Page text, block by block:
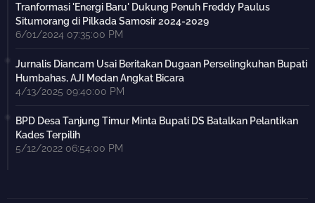
Tranformasi 'Energi Baru' Dukung Penuh Freddy Paulus
Situmorang di Pilkada Samosir 2024-2029
6/01/2024 07:35:00 PM
Jurnalis Diancam Usai Beritakan Dugaan Perselingkuhan Bupati
Humbahas, AJI Medan Angkat Bicara
4/13/2025 09:40:00 PM
BPD Desa Tanjung Timur Minta Bupati DS Batalkan Pelantikan
Kades Terpilih
5/12/2022 06:54:00 PM